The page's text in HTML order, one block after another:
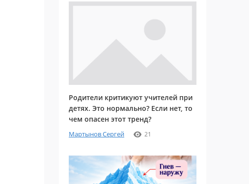
Родители критикуют учителей при
детях. Это нормально? Если нет, то
чем опасен этот тренд?
Мартынов Сергей 21